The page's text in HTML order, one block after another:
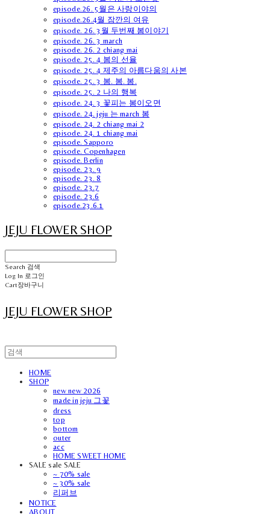
episode.26. 5월은 사랑이야의
episode.26.4월 잠깐의 여유
episode. 26. 3월 두번째 봄이야기
episode. 26. 3 march
episode. 26. 2 chiang mai
episode. 25. 4 봄의 선율
episode. 25. 4 제주의 아름다움의 사본
episode. 25. 3 봄. 봄. 봄.
episode. 25. 2 나의 행복
episode. 24. 3 꽃피는 봄이오면
episode. 24. jeju 는 march 봄
episode. 24. 2 chiang mai 2
episode. 24. 1 chiang mai
episode. Sapporo
episode. Copenhagen
episode. Berlin
episode. 23. 9
episode. 23. 8
episode. 23.7
episode. 23.6
episode.23.6.1
JEJU FLOWER SHOP
Search 검색
Log In 로그인
Cart장바구니
JEJU FLOWER SHOP
HOME
SHOP
new new 2026
made in jeju 그꽃
dress
top
bottom
outer
acc
HOME SWEET HOME
SALE sale SALE
~ 70% sale
~ 30% sale
리퍼브
NOTICE
ABOUT